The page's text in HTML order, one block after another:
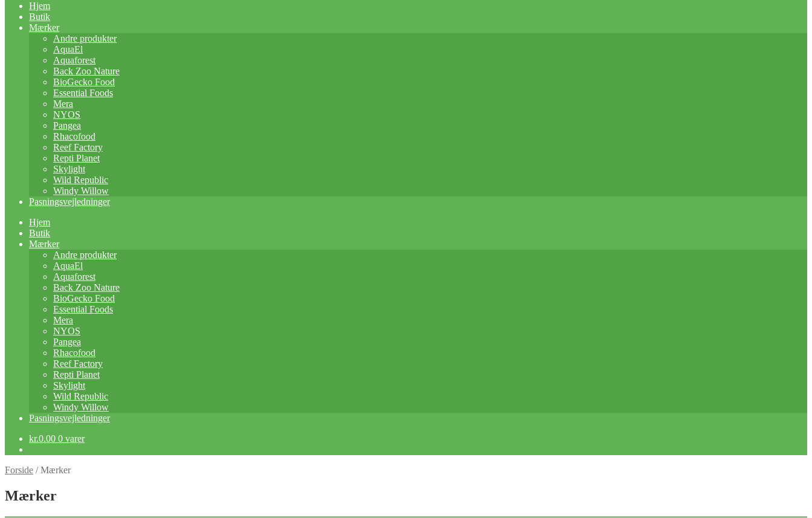
Hjem
Butik
Mærker
Andre produkter
AquaEl
Aquaforest
Back Zoo Nature
BioGecko Food
Essential Foods
Mera
NYOS
Pangea
Rhacofood
Reef Factory
Repti Planet
Skylight
Wild Republic
Windy Willow
Pasningsvejledninger
Hjem
Butik
Mærker
Andre produkter
AquaEl
Aquaforest
Back Zoo Nature
BioGecko Food
Essential Foods
Mera
NYOS
Pangea
Rhacofood
Reef Factory
Repti Planet
Skylight
Wild Republic
Windy Willow
Pasningsvejledninger
kr.0.00 0 varer
Forside /Mærker
Mærker